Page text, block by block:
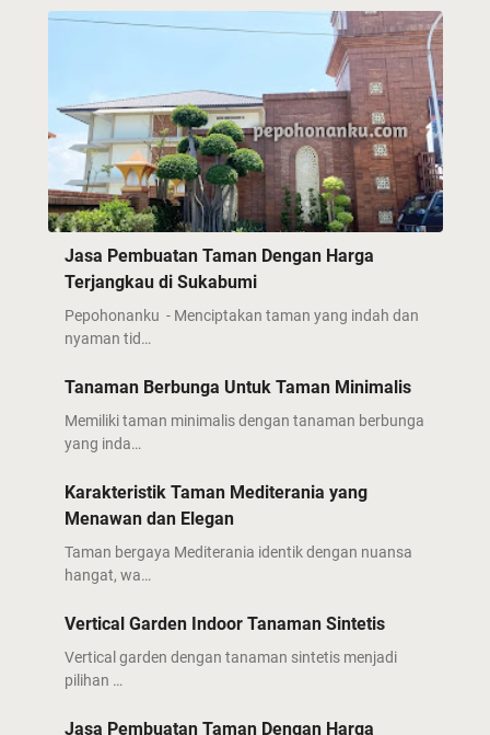
Jasa Pembuatan Taman Dengan Harga
Terjangkau di Sukabumi
Pepohonanku - Menciptakan taman yang indah dan
nyaman tid…
Tanaman Berbunga Untuk Taman Minimalis
Memiliki taman minimalis dengan tanaman berbunga
yang inda…
Karakteristik Taman Mediterania yang
Menawan dan Elegan
Taman bergaya Mediterania identik dengan nuansa
hangat, wa…
Vertical Garden Indoor Tanaman Sintetis
Vertical garden dengan tanaman sintetis menjadi
pilihan …
Jasa Pembuatan Taman Dengan Harga